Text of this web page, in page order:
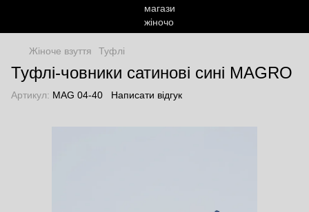
Жіноче взуття Туфлі
Туфлі-човники сатинові сині MAGRO
Артикул: MAG 04-40 Написати відгук